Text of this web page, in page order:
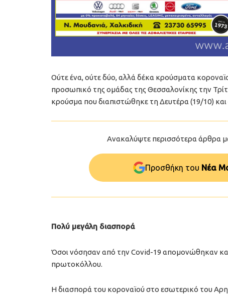
Oύτε ένα, ούτε δύο, αλλά δέκα κρούσματα
προσωπικό της ομάδας της Θεσσαλονίκης την
κρούσμα που διαπιστώθηκε τη Δευτέρα (19/10)
Ανακαλύψτε περισσότερα άρθρα
Προσθήκη του Νέα
Πολύ μεγάλη διασπορά
Όσοι νόσησαν από την Covid-19 απομονώθηκαν
πρωτοκόλλου.
Η διασπορά του κοροναϊού στο εσωτερικό του Αρη